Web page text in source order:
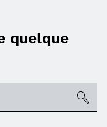
quelque